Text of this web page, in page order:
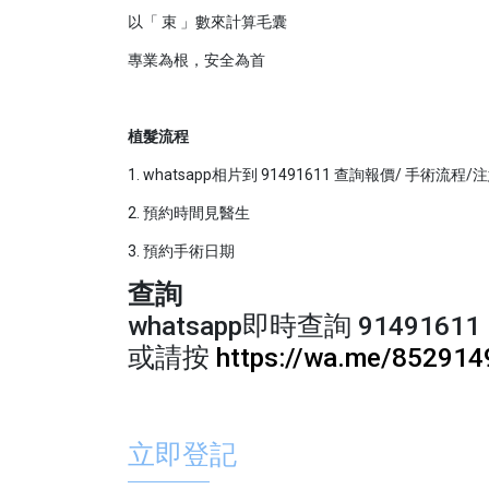
以「 束 」數來計算毛囊
專業為根，安全為首
植髮流程
1. whatsapp相片到 91491611 查詢報價/ 手術流程/
2. 預約時間見醫生
3. 預約手術日期
查詢
whatsapp即時查詢 91491611
或請按 https://wa.me/
立即登記